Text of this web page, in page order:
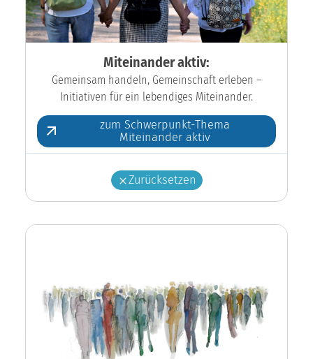
Miteinander aktiv:
Gemeinsam handeln, Gemeinschaft erleben –
Initiativen für ein lebendiges Miteinander.
zum Schwerpunkt-Thema
Miteinander aktiv
Zurücksetzen